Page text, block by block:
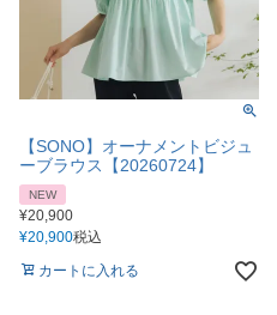
【SONO】オーナメントビジュ
ーブラウス【20260724】
NEW
¥20,900
¥20,900税込
カートに入れる